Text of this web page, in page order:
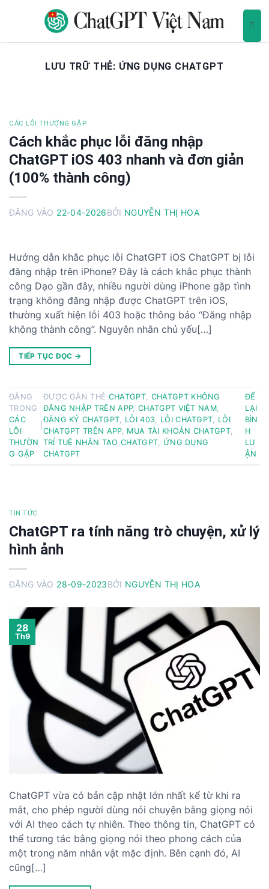
LƯU TRỮ THẺ: ỨNG DỤNG CHATGPT
CÁC LỖI THƯỜNG GẶP
Cách khắc phục lỗi đăng nhập
ChatGPT iOS 403 nhanh và đơn giản
(100% thành công)
ĐĂNG VÀO 22-04-2026BỞI NGUYỄN THỊ HOA
Hướng dẫn khắc phục lỗi ChatGPT iOS ChatGPT bị lỗi
đăng nhập trên iPhone? Đây là cách khắc phục thành
công Dạo gần đây, nhiều người dùng iPhone gặp tình
trạng không đăng nhập được ChatGPT trên iOS,
thường xuất hiện lỗi 403 hoặc thông báo “Đăng nhập
không thành công”. Nguyên nhân chủ yếu[…]
TIẾP TỤC ĐỌC →
ĐĂNG
TRONG
CÁC
LỖI
THƯỜN
G GẶP
ĐƯỢC GẮN THẺ CHATGPT, CHATGPT KHÔNG
ĐĂNG NHẬP TRÊN APP, CHATGPT VIỆT NAM,
ĐĂNG KÝ CHATGPT, LỖI 403, LỖI CHATGPT, LỖI
CHATGPT TRÊN APP, MUA TÀI KHOẢN CHATGPT,
TRÍ TUỆ NHÂN TẠO CHATGPT, ỨNG DỤNG
CHATGPT
ĐỂ
LẠI
BÌN
H
LU
ẬN
TIN TỨC
ChatGPT ra tính năng trò chuyện, xử lý
hình ảnh
ĐĂNG VÀO 28-09-2023BỞI NGUYỄN THỊ HOA
28
Th9
ChatGPT vừa có bản cập nhật lớn nhất kể từ khi ra
mắt, cho phép người dùng nói chuyện bằng giọng nói
với AI theo cách tự nhiên. Theo thông tin, ChatGPT có
thể tương tác bằng giọng nói theo phong cách của
một trong năm nhân vật mặc định. Bên cạnh đó, AI
cũng[…]